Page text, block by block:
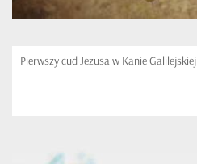
Pierwszy cud Jezusa w Kanie Galilejskiej